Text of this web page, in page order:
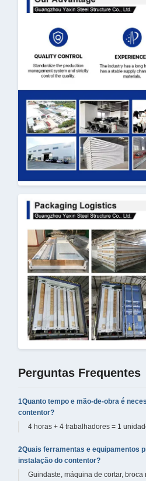
Perguntas Frequentes
1Quanto tempo e mão-de-obra é
contentor?
4 horas + 4 trabalhadores = 1
2Quais ferramentas e equipamentos
instalação do contentor?
Guindaste, máquina de cortar,